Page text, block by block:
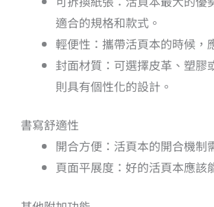
適合的規格和款式。
輕便性：攜帶活頁本的時候，
封面材質：可選擇皮革、塑膠
則具有個性化的設計。
書寫舒適性
開合方便：活頁本的開合機制
頁面平展度：好的活頁本應該